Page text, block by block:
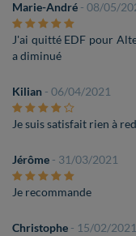
Marie-André - 08/05/
J'ai quitté EDF pour
a diminué
Kilian - 06/04/2021
Je suis satisfait rien à
Jérôme - 31/03/2021
Je recommande
Christophe - 15/02/2021